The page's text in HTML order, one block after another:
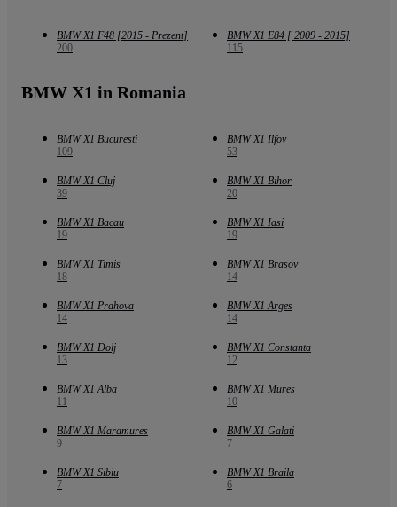
BMW X1 F48 [2015 - Prezent]
200
BMW X1 E84 [ 2009 - 2015]
115
BMW X1 in Romania
BMW X1 Bucuresti
109
BMW X1 Ilfov
53
BMW X1 Cluj
39
BMW X1 Bihor
20
BMW X1 Bacau
19
BMW X1 Iasi
19
BMW X1 Timis
18
BMW X1 Brasov
14
BMW X1 Prahova
14
BMW X1 Arges
14
BMW X1 Dolj
13
BMW X1 Constanta
12
BMW X1 Alba
11
BMW X1 Mures
10
BMW X1 Maramures
9
BMW X1 Galati
7
BMW X1 Sibiu
7
BMW X1 Braila
6